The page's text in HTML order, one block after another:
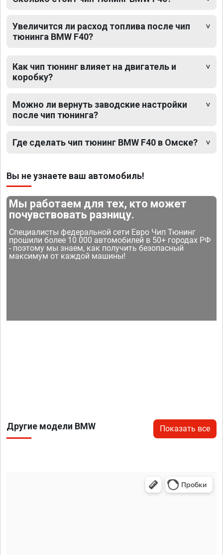
Увеличится ли расход топлива после чип
тюнинга BMW F40?
Как чип тюнинг влияет на двигатель и
коробку?
Можно ли вернуть заводские настройки
после чип тюнинга?
Где сделать чип тюнинг BMW F40 в Омске?
Вы не узнаете ваш автомобиль!
Мы работаем для тех, кто может
почувствовать разницу.
Специалисты федеральной сети Евро Чип Тюнинг
прошили более 10 000 автомобилей в 50+ городах РФ
- поэтому мы знаем, как получить безопасный
максимум от каждой машины!
Другие модели BMW Показать все